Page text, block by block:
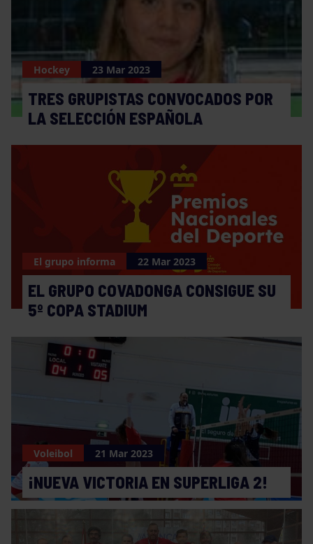
Hockey 23 Mar 2023
TRES GRUPISTAS CONVOCADOS POR
LA SELECCIÓN ESPAÑOLA
El grupo informa 22 Mar 2023
EL GRUPO COVADONGA CONSIGUE SU
5º COPA STADIUM
Voleibol 21 Mar 2023
¡NUEVA VICTORIA EN SUPERLIGA 2!